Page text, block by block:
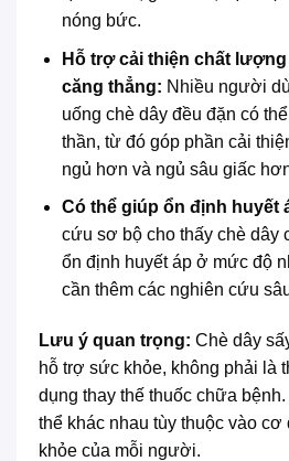
nóng bức.
Hỗ trợ cải thiện chất
căng thẳng: Nhiều người
uống chè dây đều đặn có
thần, từ đó góp phần cải
ngủ hơn và ngủ sâu giấc
Có thể giúp ổn định huyết
cứu sơ bộ cho thấy chè dây
ổn định huyết áp ở mức độ
cần thêm các nghiên cứu
Lưu ý quan trọng: Chè dây
hỗ trợ sức khỏe, không phải là
dụng thay thế thuốc chữa
thể khác nhau tùy thuộc vào
khỏe của mỗi người.